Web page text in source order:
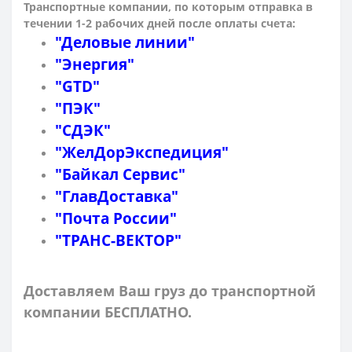
Транспортные компании, по которым отправка в
течении 1-2 рабочих дней после оплаты счета:
"Деловые линии"
"Энергия"
"GTD"
"ПЭК"
"СДЭК"
"ЖелДорЭкспедиция"
"Байкал Сервис"
"ГлавДоставка"
"Почта России"
"ТРАНС-ВЕКТОР"
Доставляем Ваш груз до транспортной
компании БЕСПЛАТНО.